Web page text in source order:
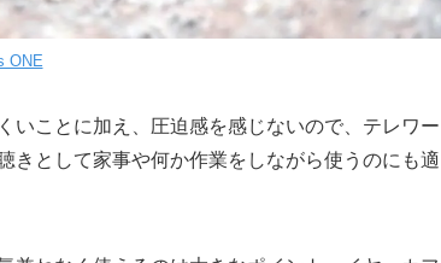
ONE
いことに加え、圧迫感を感じないので、テレワー
きとして家事や何か作業をしながら使うのにも適